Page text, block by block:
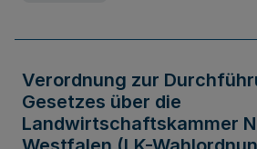
Verordnung zur
Gesetzes über die
Landwirtschaftskammer